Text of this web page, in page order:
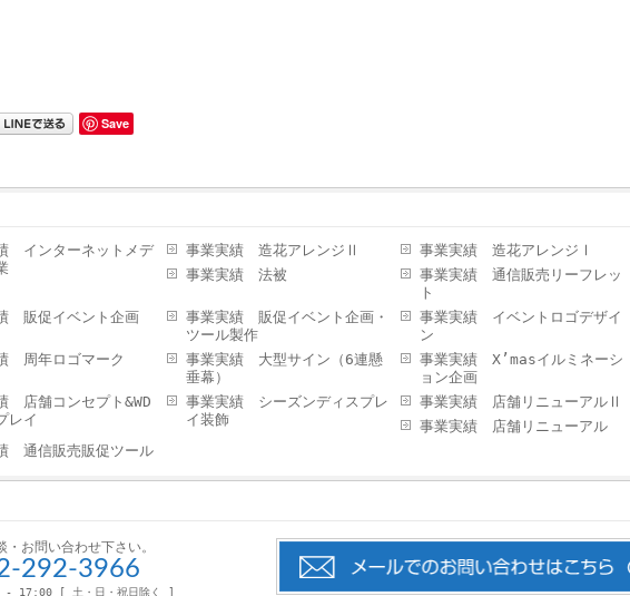
Save
インターネットメデ
事業実績 造花アレンジⅡ
事業実績 造花アレンジⅠ
事業実績 法被
事業実績 通信販売リーフレッ
ト
販促イベント企画
事業実績 販促イベント企画・
ツール製作
事業実績 イベントロゴデザイ
ン
周年ロゴマーク
事業実績 大型サイン（6連懸
垂幕）
事業実績 X’masイルミネーシ
ョン企画
店舗コンセプト&WD
レイ
事業実績 シーズンディスプレ
イ装飾
事業実績 店舗リニューアルⅡ
事業実績 店舗リニューアル
通信販売販促ツール
・お問い合わせ下さい。
292-3966
- 17:00 [ 土・日・祝日除く ]